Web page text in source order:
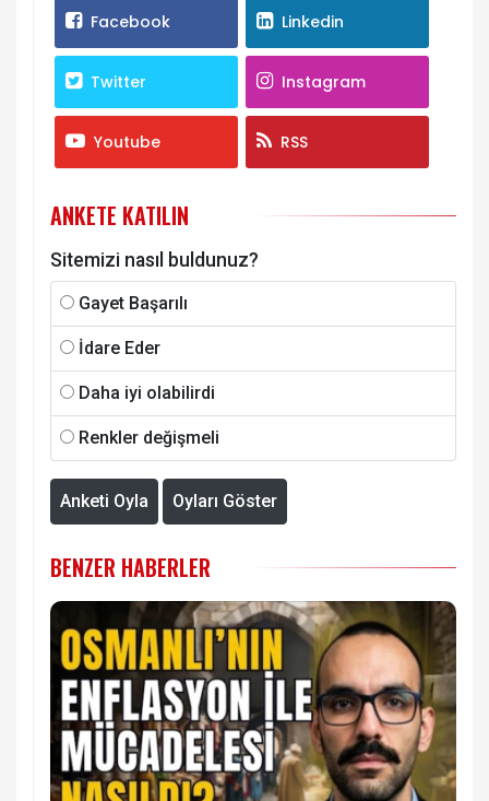
Facebook Linkedin
Twitter Instagram
Youtube RSS
ANKETE KATILIN
Sitemizi nasıl buldunuz?
Gayet Başarılı
İdare Eder
Daha iyi olabilirdi
Renkler değişmeli
Anketi Oyla Oyları Göster
BENZER HABERLER